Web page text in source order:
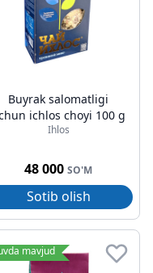
Buyrak salomatligi
ichlos choyi 100 g
Ihlos
48 000 SO'M
Sotib olish
mavjud